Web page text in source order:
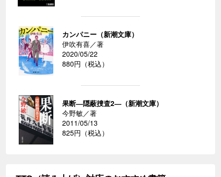
カンパニー（新潮文庫）
伊吹有喜／著
2020/05/22
880円（税込）
果断―隠蔽捜査2―（新潮文庫）
今野敏／著
2011/05/13
825円（税込）